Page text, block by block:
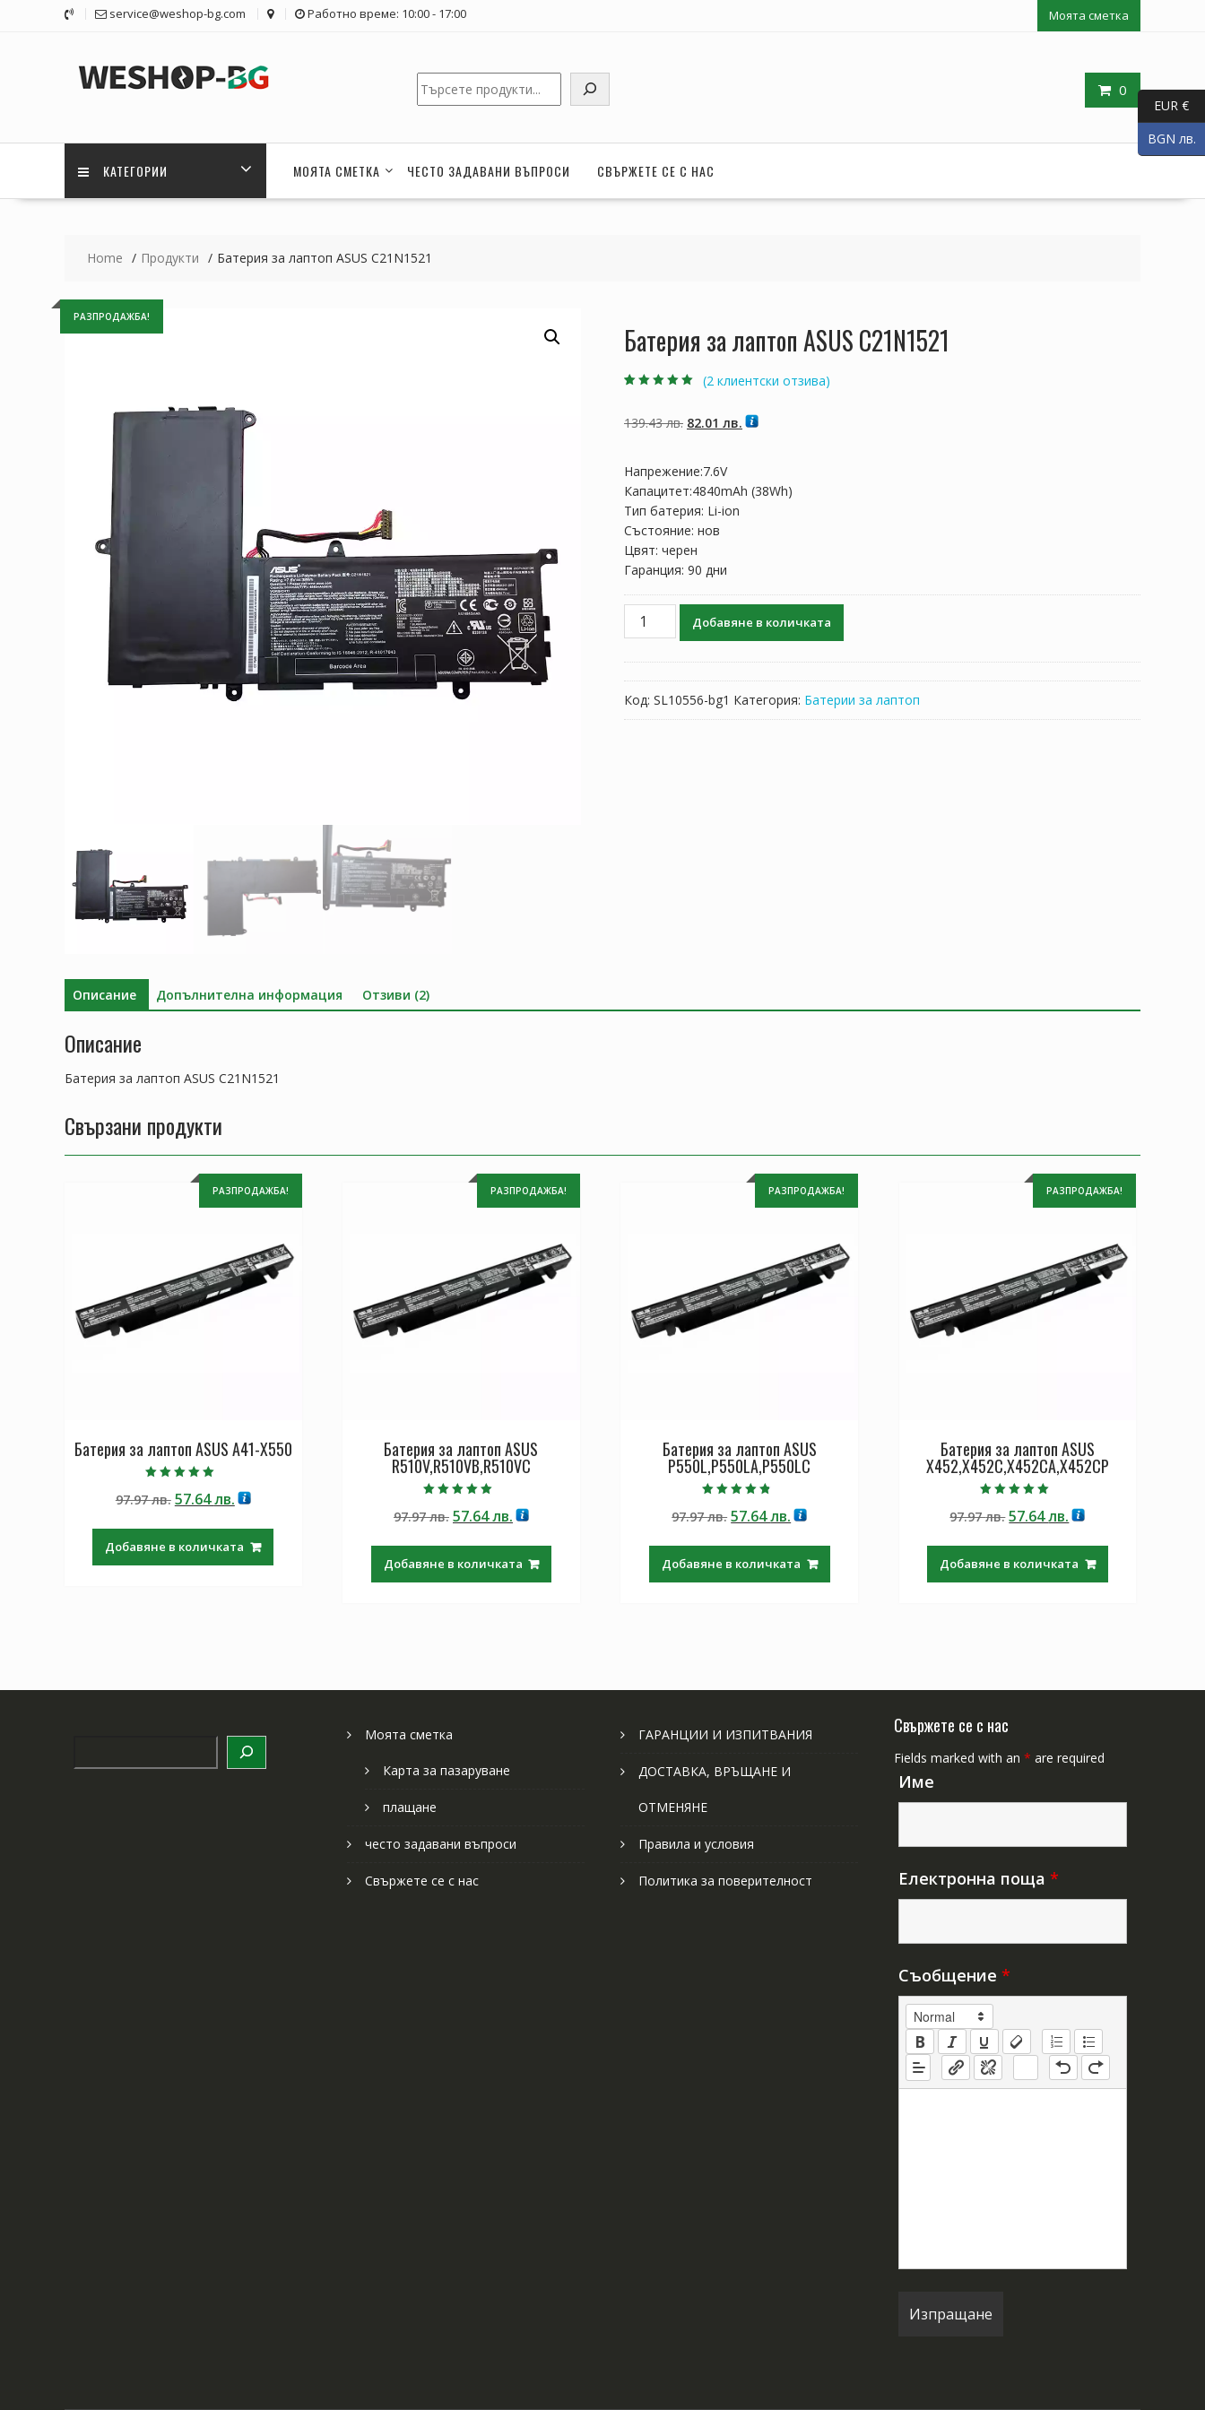
service@weshop-bg.com Работно време: 10:00 - 17:00 Моята сметка
0
Търсене
КАТЕГОРИИ МОЯТА СМЕТКА ЧЕСТО ЗАДАВАНИ ВЪПРОСИ СВЪРЖЕТЕ СЕ С НАС
Home Продукти Батерия за лаптоп ASUS C21N1521
РАЗПРОДАЖБА!
Батерия за лаптоп ASUS C21N1521
потребителски
оценки
(2 клиентски отзива)
139.43лв. Original
139.43 лв..
82.01 лв. Текущата
Напрежение:7.6V
Капацитет:4840mAh (38Wh)
Тип батерия: Li-ion
Състояние: нов
Цвят: черен
Гаранция: 90 дни
количество
лаптоп
ASUS
Добавяне в количката
Код: SL10556-bg1 Категория: Батерии за лаптоп
Описание Допълнителна информация Отзиви (2)
Описание
Батерия за лаптоп ASUS C21N1521
Свързани продукти
РАЗПРОДАЖБА!
Батерия за лаптоп ASUS A41-X550
5.00
от 5
97.97лв. Original
97.97 лв..
57.64лв.Текущата
57.64 лв..
Добавяне в количката
РАЗПРОДАЖБА!
Батерия за лаптоп ASUS
R510V,R510VB,R510VC
5.00
от 5
97.97лв. Original
97.97 лв..
57.64лв.Текущата
57.64 лв..
Добавяне в количката
РАЗПРОДАЖБА!
Батерия за лаптоп ASUS
P550L,P550LA,P550LC
4.50
от 5
97.97лв. Original
97.97 лв..
57.64лв.Текущата
57.64 лв..
Добавяне в количката
РАЗПРОДАЖБА!
Батерия за лаптоп ASUS
X452,X452C,X452CA,X452CP
5.00
от 5
97.97лв.Original
97.97 лв..
57.64лв.Текущата
57.64 лв..
Добавяне в количката
Моята сметка
Карта за пазаруване
плащане
често задавани въпроси
Свържете се с нас
ГАРАНЦИИ И ИЗПИТВАНИЯ
ДОСТАВКА, ВРЪЩАНЕ И
ОТМЕНЯНЕ
Правила и условия
Политика за поверителност
Свържете се с нас
Fields marked with an * are required
Име
Електронна поща *
Съобщение *
EUR €
BGN лв.